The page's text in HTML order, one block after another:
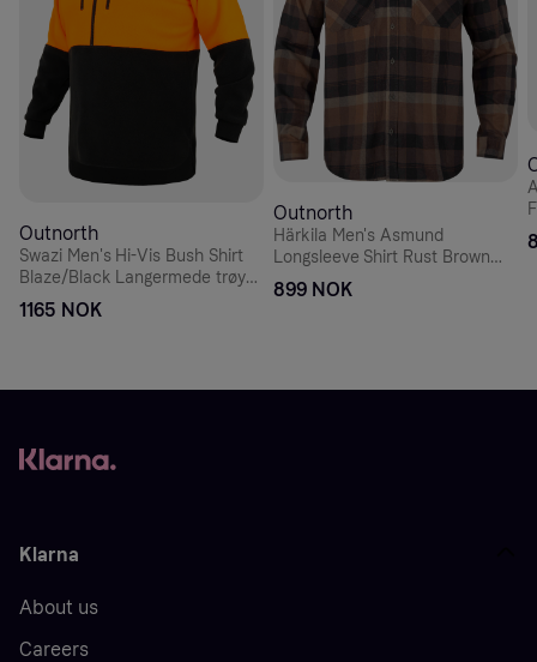
Outnorth
Swazi Men's Hi-Vis Bush Shirt
Blaze/Black Langermede trøyer
XL
1165 NOK
Outnorth
Härkila Men's Asmund
Longsleeve Shirt Rust Brown
Check XL
899 NOK
Klarna
About us
Careers